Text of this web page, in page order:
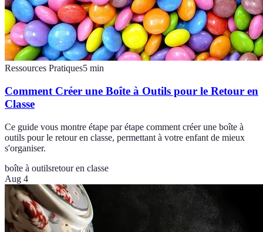
Ressources Pratiques5 min
Comment Créer une Boîte à Outils pour le Retour en
Classe
Ce guide vous montre étape par étape comment créer une boîte à
outils pour le retour en classe, permettant à votre enfant de mieux
s'organiser.
boîte à outilsretour en classe
Aug 4